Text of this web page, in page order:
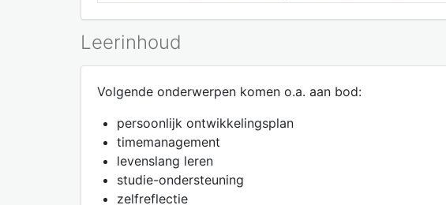
Leerinhoud
Volgende onderwerpen komen o.a. aan bod:
persoonlijk ontwikkelingsplan
timemanagement
levenslang leren
studie-ondersteuning
zelfreflectie